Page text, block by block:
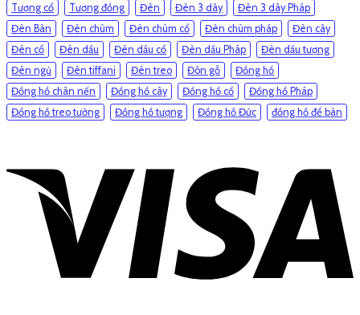
Tượng cổ
Tượng đồng Đèn Đèn 3 dây
Đèn 3 dây Pháp
Đèn Bàn
Đèn chùm Đèn chùm cổ Đèn chùm pháp
Đèn cây
Đèn cổ
Đèn dầu Đèn dầu cổ Đèn dầu Pháp
Đèn dầu tượng
Đèn ngủ
Đèn tiffani Đèn treo Đôn gỗ
Đồng hồ
Đồng hồ chân nến
Đồng hồ cây Đồng hồ cổ
Đồng hồ Pháp
Đồng hồ treo tường
Đồng hồ tượng Đồng hồ Đức đồng hồ để bàn